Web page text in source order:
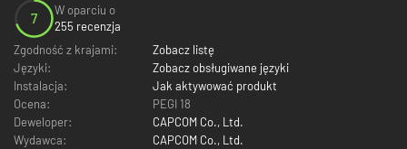
7
W oparciu o
255 recenzja
Zgodność z krajami:
Zobacz listę
Języki:
Zobacz obsługiwane języki
Instalacja:
Jak aktywować produkt
Ocena:
PEGI 18
Deweloper:
CAPCOM Co., Ltd.
Wydawca:
CAPCOM Co., Ltd.